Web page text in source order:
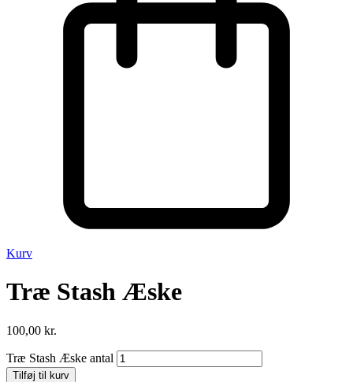
Kurv
Træ Stash Æske
100,00 kr.
Træ Stash Æske antal
Tilføj til kurv